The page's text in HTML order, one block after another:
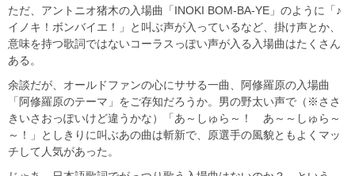
ただ、アントニオ猪木の入場曲「INOKI BOM-BA-YE」のように「♪
イノキ！ボンバイエ！」と叫ぶ声が入っているなど、掛け声とか、
意味を持つ歌詞ではないコーラスっぽい声が入る入場曲はたくさん
ある。
余談だが、オールドファンの心にササる一曲、阿修羅原の入場曲
「阿修羅原のテーマ」をご存知だろうか。男の野太い声で（※ささ
きいさおっぽいけど違うかな）「あ～しゅら～！ あ～～しゅら～
～！」としきりに叫ぶあの曲は斬新で、原選手の風貌ともよくマッ
チして人気があった。